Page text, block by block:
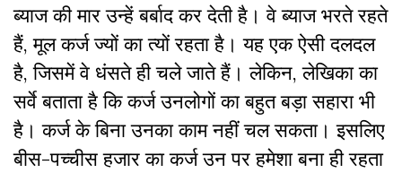
ब्याज की मार उन्हें बर्बाद कर देती है। वे ब्याज भरते रहते
हैं, मूल कर्ज ज्यों का त्यों रहता है। यह एक ऐसी दलदल
है, जिसमें वे धंसते ही चले जाते हैं। लेकिन, लेखिका का
सर्वे बताता है कि कर्ज उनलोगों का बहुत बड़ा सहारा भी
है। कर्ज के बिना उनका काम नहीं चल सकता। इसलिए
बीस-पच्चीस हजार का कर्ज उन पर हमेशा बना ही रहता